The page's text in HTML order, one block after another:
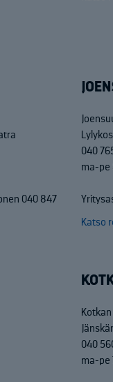
040 847
040
ma-pe
Katso
040
ma-pe